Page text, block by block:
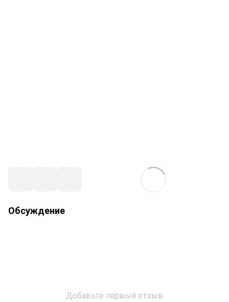
Обсуждение
Добавьте первый отзыв